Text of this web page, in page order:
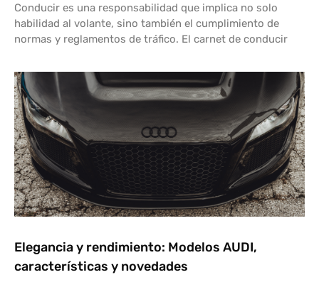
Conducir es una responsabilidad que implica no solo
habilidad al volante, sino también el cumplimiento de
normas y reglamentos de tráfico. El carnet de conducir
Elegancia y rendimiento: Modelos AUDI,
características y novedades